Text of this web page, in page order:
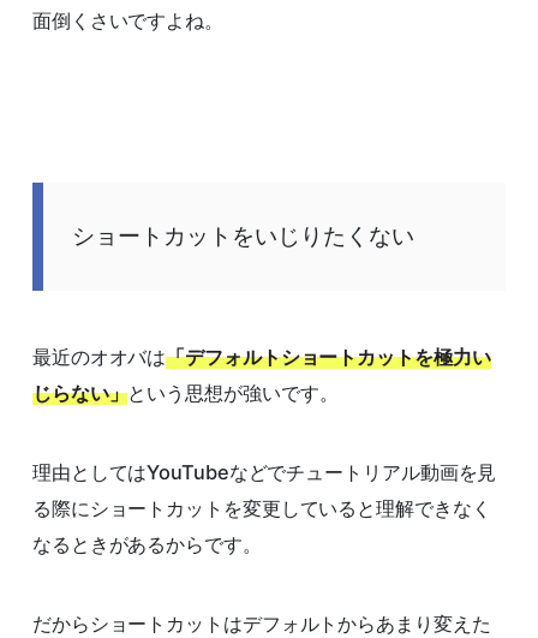
面倒くさいですよね。
ショートカットをいじりたくない
最近のオオバは「デフォルトショートカットを極力い
じらない」という思想が強いです。
理由としてはYouTubeなどでチュートリアル動画を見
る際にショートカットを変更していると理解できなく
なるときがあるからです。
だからショートカットはデフォルトからあまり変えた